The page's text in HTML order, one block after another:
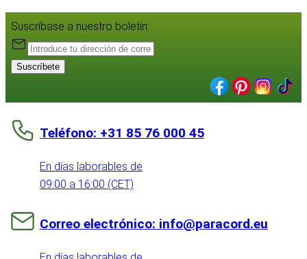
Suscríbase a nuestro boletín:
Suscríbete
Teléfono: +31 85 76 000 45
En días laborables de
09:00 a 16:00 (CET)
Correo electrónico: info@paracord.eu